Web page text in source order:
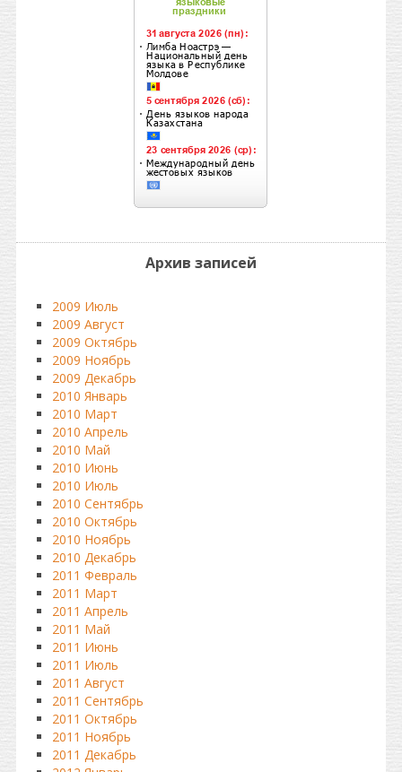
Архив записей
2009 Июль
2009 Август
2009 Октябрь
2009 Ноябрь
2009 Декабрь
2010 Январь
2010 Март
2010 Апрель
2010 Май
2010 Июнь
2010 Июль
2010 Сентябрь
2010 Октябрь
2010 Ноябрь
2010 Декабрь
2011 Февраль
2011 Март
2011 Апрель
2011 Май
2011 Июнь
2011 Июль
2011 Август
2011 Сентябрь
2011 Октябрь
2011 Ноябрь
2011 Декабрь